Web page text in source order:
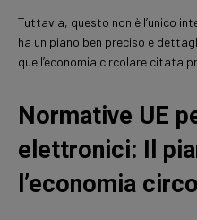
Tuttavia, questo non è l’unico
ha un piano ben preciso e
quell’economia circolare citata
Normative UE
elettronici: Il
l’economia